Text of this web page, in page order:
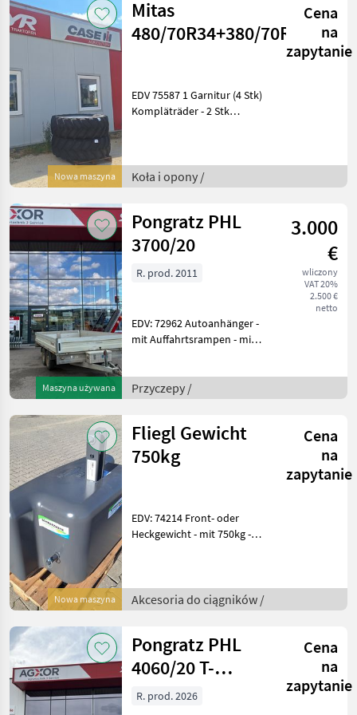
Nowa maszyna
Mitas
480/70R34+380/70R24
Cena
na
zapytanie
EDV 75587 1 Garnitur (4 Stk)
Kompläträder - 2 Stk
Mittebohrung /Lochkreis VA
225/275/ 6
Koła i opony /
Maszyna używana
Pongratz PHL
3700/20
3.000
€
wliczony
VAT 20%
2.500 €
netto
R. prod. 2011
EDV: 72962 Autoanhänger -
mit Auffahrtsrampen - mit
Auflaufbremse - mit
Handbremse - mit 3, 70m x
Przyczepy /
Nowa maszyna
Fliegl Gewicht
750kg
Cena
na
zapytanie
EDV: 74214 Front- oder
Heckgewicht - mit 750kg -
Bauweise können die
Scheinwerf
Akcesoria do ciągników /
Pongratz PHL
4060/20 T-
AL3500
Cena
na
zapytanie
R. prod. 2026